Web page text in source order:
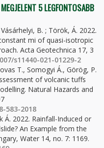
5 LEGFONTOSABB
B. ; Török, Á. 2022.
mi of quasi-isotropic
Acta Geotechnica 17, 3
s11440-021-01229-2
T., Somogyi Á., Görög, P.
of volcanic tuffs
Natural Hazards and
583-2018
Á. 2022. Rainfall-Induced or
An Example from the
Water 14, no. 7: 1169.